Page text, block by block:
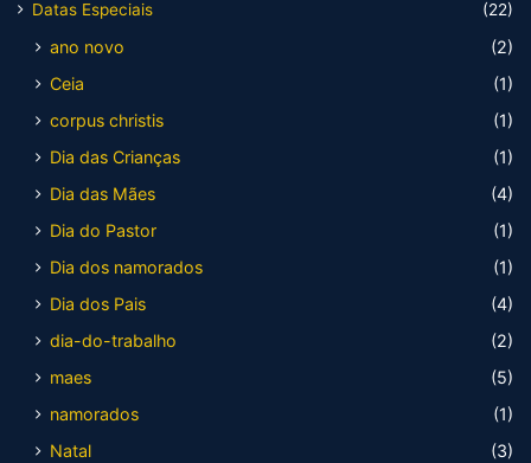
Datas Especiais (22)
ano novo
(2)
Ceia
(1)
corpus christis
(1)
Dia das Crianças
(1)
Dia das Mães
(4)
Dia do Pastor
(1)
Dia dos namorados
(1)
Dia dos Pais
(4)
dia-do-trabalho
(2)
maes
(5)
namorados
(1)
Natal
(3)